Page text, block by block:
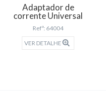
Adaptador de
corrente Universal
Refª: 64004
VER DETALHE